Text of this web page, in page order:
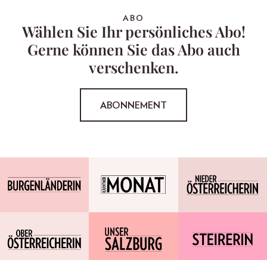
ABO
Wählen Sie Ihr persönliches Abo!
Gerne können Sie das Abo auch
verschenken.
ABONNEMENT